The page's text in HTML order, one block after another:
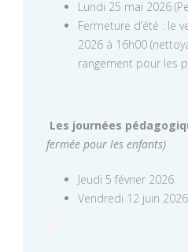
Lundi 25 mai 2026
Fermeture d’été : le
2026 à 16h00
rangement pour les
Les journées
fermée pour les enfants)
Jeudi 5 février 2026
Vendredi 12 juin 2026